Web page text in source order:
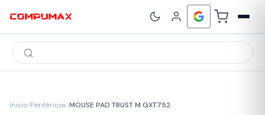
Búsqueda
de
productos
Inicio/Periféricos/MOUSE PAD TRUST M GXT752